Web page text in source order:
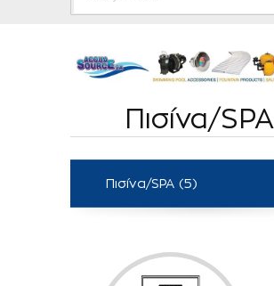
Πισίνα/SPA
Πισίνα/SPA (5)